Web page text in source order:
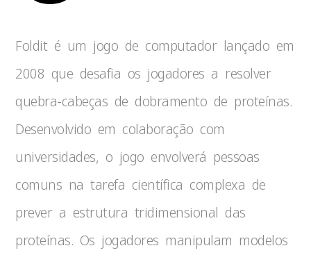
Foldit é um jogo de computador lançado em
2008 que desafia os jogadores a resolver
quebra-cabeças de dobramento de proteínas.
Desenvolvido em colaboração com
universidades, o jogo envolverá pessoas
comuns na tarefa científica complexa de
prever a estrutura tridimensional das
proteínas. Os jogadores manipulam modelos